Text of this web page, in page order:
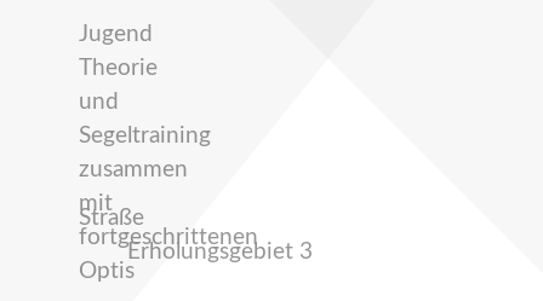
Jugend
Theorie
und
Segeltraining
zusammen
mit
fortgeschrittenen
Optis
Straße
Erholungsgebiet 3